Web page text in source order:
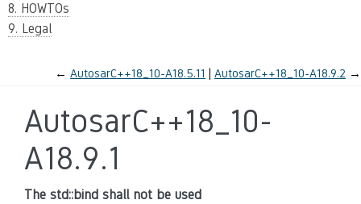
8. HOWTOs
9. Legal
← AutosarC++18_10-A18.5.11 AutosarC++18_10-A18.9.2 →
AutosarC++18_10-
A18.9.1
The std::bind shall not be used